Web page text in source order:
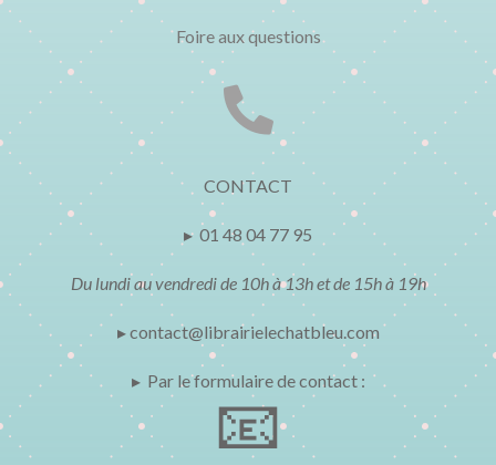
Foire aux questions

CONTACT
▸ 01 48 04 77 95
Du lundi au vendredi de 10h à 13h et de 15h à 19h
▸ contact@librairielechatbleu.com
▸ Par le formulaire de contact :
📧